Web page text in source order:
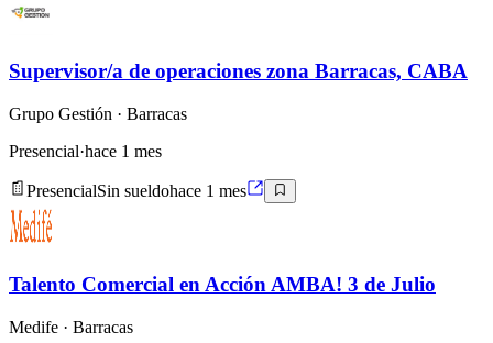
Supervisor/a de operaciones zona Barracas, CABA
Grupo Gestión · Barracas
Presencial·hace 1 mes
PresencialSin sueldohace 1 mes
Talento Comercial en Acción AMBA! 3 de Julio
Medife · Barracas